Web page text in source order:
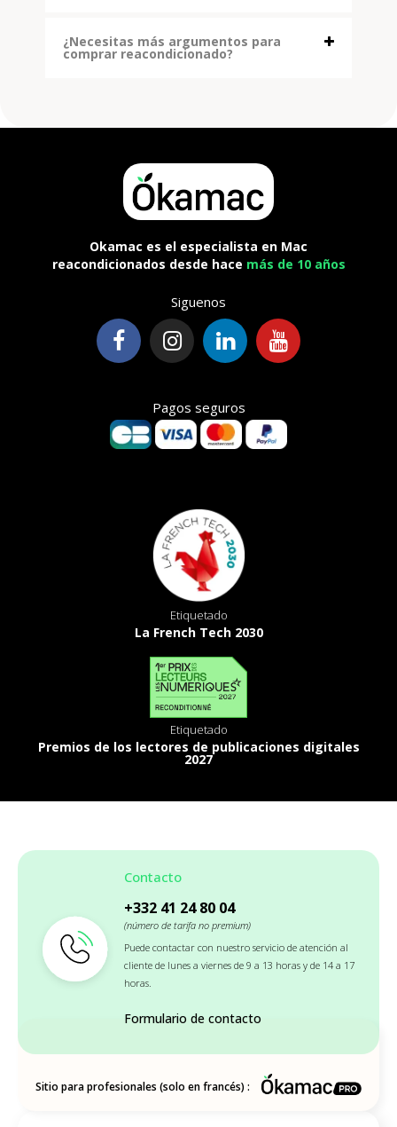
¿Necesitas más argumentos para
comprar reacondicionado?
Okamac es el especialista en Mac
reacondicionados desde hace más de 10 años
Siguenos
Pagos seguros
Etiquetado
La French Tech 2030
Etiquetado
Premios de los lectores de publicaciones digitales
2027
Contacto
+332 41 24 80 04
(número de tarifa no premium)
Puede contactar con nuestro servicio de atención al
cliente de lunes a viernes de 9 a 13 horas y de 14 a 17
horas.
Formulario de contacto
Sitio para profesionales (solo en francés) :